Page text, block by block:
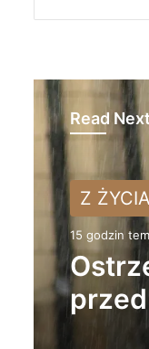
Read Next
Z
15 godzin